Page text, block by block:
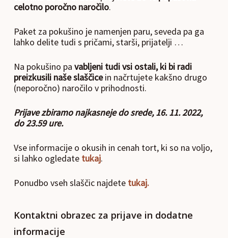
celotno poročno naročilo.
Paket za pokušino je namenjen paru, seveda pa ga
lahko delite tudi s pričami, starši, prijatelji …
Na pokušino pa vabljeni tudi vsi ostali, ki bi radi
preizkusili naše slaščicein načrtujete kakšno drugo
(neporočno) naročilo v prihodnosti.
Prijave zbiramo najkasneje do srede, 16. 11. 2022,
do 23.59 ure.
Vse informacije o okusih in cenah tort, ki so na voljo,
si lahko ogledatetukaj.
Ponudbo vseh slaščic najdete tukaj.
Kontaktni obrazec za prijave in dodatne
informacije